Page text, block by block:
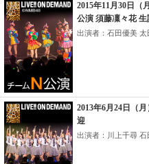
2015年11月30日（
公演 須藤凜々花 生
出演者：石田優美 太
2013年6月24日（
迎
出演者：川上千尋 石